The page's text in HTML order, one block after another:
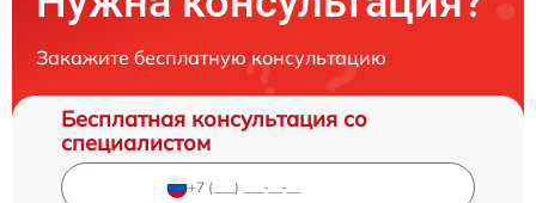
Закажите бесплатную консультацию
Бесплатная консультация со
специалистом